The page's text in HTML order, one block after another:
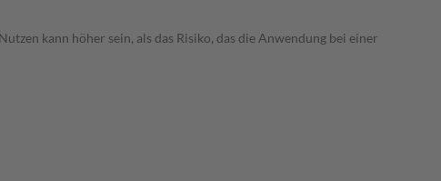
kann höher sein, als das Risiko, das die Anwendung bei einer